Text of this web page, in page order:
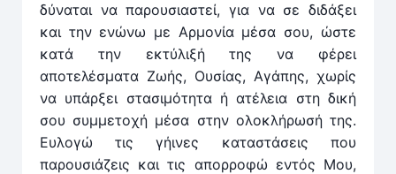
δύναται να παρουσιαστεί, για να σε διδάξει
και την ενώνω με Αρμονία μέσα σου, ώστε
κατά την εκτύλιξή της να φέρει
αποτελέσματα Ζωής, Ουσίας, Αγάπης, χωρίς
να υπάρξει στασιμότητα ή ατέλεια στη δική
σου συμμετοχή μέσα στην ολοκλήρωσή της.
Ευλογώ τις γήινες καταστάσεις που
παρουσιάζεις και τις απορροφώ εντός Μου,